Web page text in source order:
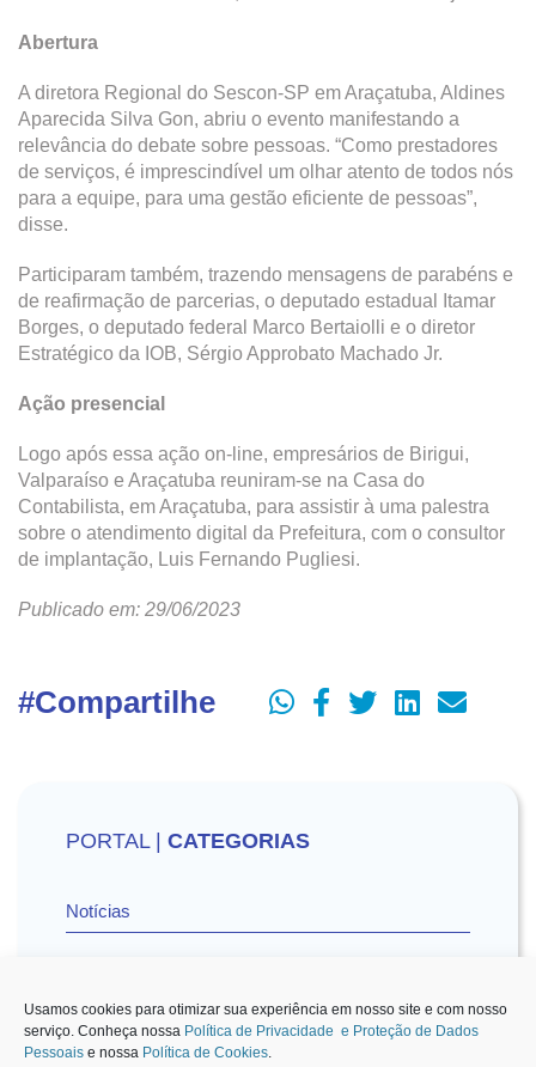
Usamos cookies para otimizar sua experiência em nosso site e com nosso
serviço. Conheça nossa Política de Privacidade e Proteção de Dados
Pessoais e nossa Política de Cookies.
Abertura
A diretora Regional do Sescon-SP em Araçatuba, Aldines
Aparecida Silva Gon, abriu o evento manifestando a
relevância do debate sobre pessoas. “Como prestadores
de serviços, é imprescindível um olhar atento de todos nós
para a equipe, para uma gestão eficiente de pessoas”,
disse.
Participaram também, trazendo mensagens de parabéns e
de reafirmação de parcerias, o deputado estadual Itamar
Borges, o deputado federal Marco Bertaiolli e o diretor
Estratégico da IOB, Sérgio Approbato Machado Jr.
Ação presencial
Logo após essa ação on-line, empresários de Birigui,
Valparaíso e Araçatuba reuniram-se na Casa do
Contabilista, em Araçatuba, para assistir à uma palestra
sobre o atendimento digital da Prefeitura, com o consultor
de implantação, Luis Fernando Pugliesi.
Publicado em: 29/06/2023
#Compartilhe
PORTAL | CATEGORIAS
Notícias